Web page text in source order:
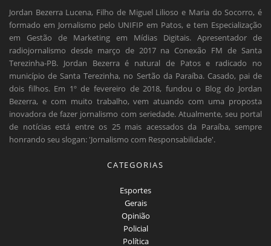
Jordan Bezerra Lucena, Filho de Miguel Lilioso e Maria do Socorro, é
formado em Jornalismo pelo UNIFIP em Patos, e tem Especialização
em Gestão de Marketing em Mídias Digitais. Apresentador de
radiojornalismo desde março de 2017 na Conexão FM de Santa
Terezinha-PB. Jordan Bezerra é natural de Patos e radicado no
município de Santa Terezinha, no Sertão da Paraíba. Casado, pai de
dois filhos. Em 1º de fevereiro de 2018, fundou o Blog do Jordan
Bezerra, e com muito trabalho, vem atuando com uma proposta
inovadora de fazer jornalismo com seriedade. Atualmente, seu portal
de notícias está entre os 25 mais acessados da Paraíba, sempre
honrando seu slogan: 'Jornalismo com Responsabilidade'.
CATEGORIAS
Esportes
Gerais
Opinião
Policial
Política